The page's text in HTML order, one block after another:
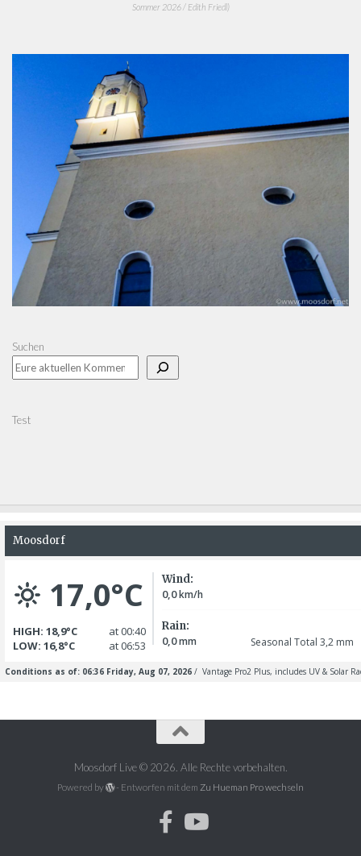
Sommer 2026 / Edith Friedl)
Suchen
Test
Moosdorf Live © 2026. Alle Rechte vorbehalten.
Powered by - Entworfen mit dem Zu Hueman Pro wechseln